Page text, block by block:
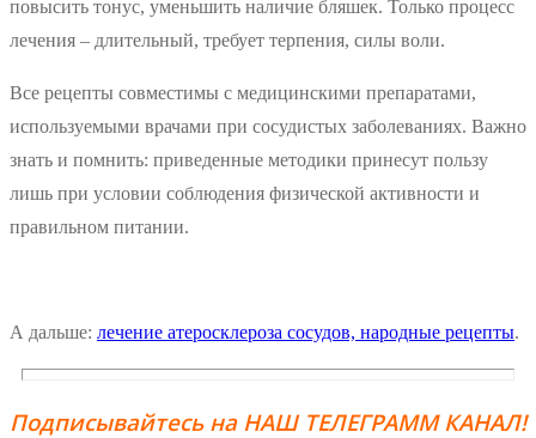
повысить тонус, уменьшить наличие бляшек. Только процесс
лечения – длительный, требует терпения, силы воли.
Все рецепты совместимы с медицинскими препаратами,
используемыми врачами при сосудистых заболеваниях. Важно
знать и помнить: приведенные методики принесут пользу
лишь при условии соблюдения физической активности и
правильном питании.
А дальше: лечение атеросклероза сосудов, народные рецепты.
Подписывайтесь на НАШ ТЕЛЕГРАММ КАНАЛ!